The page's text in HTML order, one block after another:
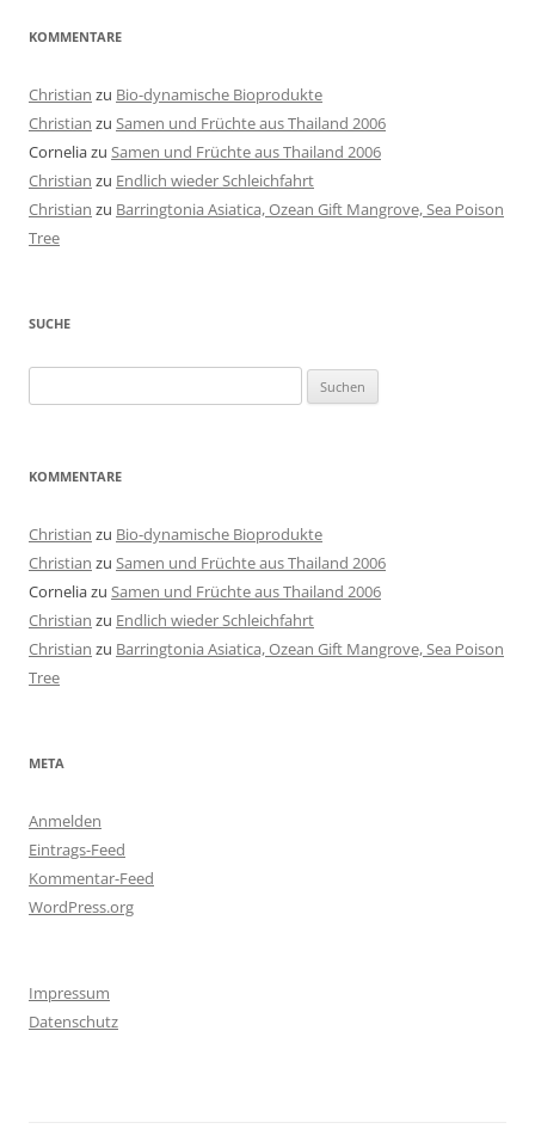
KOMMENTARE
Christian zu Bio-dynamische Bioprodukte
Christian zu Samen und Früchte aus Thailand 2006
Corneliazu Samen und Früchte aus Thailand 2006
Christian zu Endlich wieder Schleichfahrt
Christian zu Barringtonia Asiatica, Ozean Gift Mangrove, Sea Poison
Tree
SUCHE
nach:
KOMMENTARE
Christian zu Bio-dynamische Bioprodukte
Christian zu Samen und Früchte aus Thailand 2006
Corneliazu Samen und Früchte aus Thailand 2006
Christian zu Endlich wieder Schleichfahrt
Christian zu Barringtonia Asiatica, Ozean Gift Mangrove, Sea Poison
Tree
META
Anmelden
Eintrags-Feed
Kommentar-Feed
WordPress.org
Impressum
Datenschutz